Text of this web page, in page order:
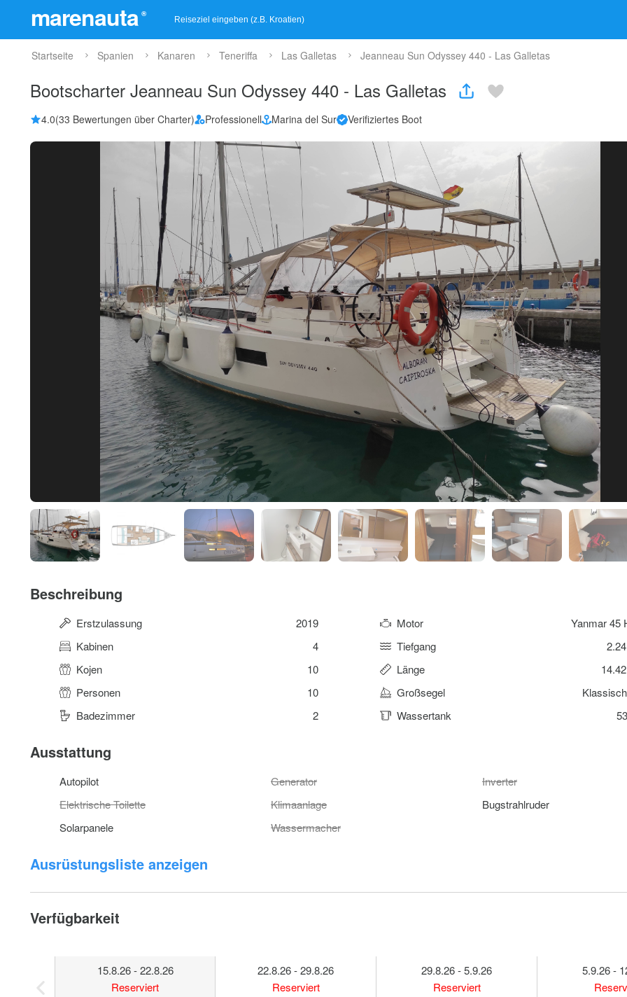
marenauta ®
Startseite Spanien Kanaren Teneriffa Las Galletas Jeanneau Sun Odyssey 440 - Las Galletas
Bootscharter Jeanneau Sun Odyssey 440 - Las Galletas
4.0(33 Bewertungen über Charter) Professionell Marina del Sur Verifiziertes Boot
Beschreibung
Erstzulassung 2019 Motor
Yanmar 45
Kabinen
4 Tiefgang
Kojen
10 Länge
Personen
10 Großsegel
Badezimmer
2 Wassertank
Ausstattung
Autopilot Generator
Inverter
Elektrische Toilette
Klimaanlage
Bugstrahlruder
Solarpanele
Wassermacher
Ausrüstungsliste anzeigen
Verfügbarkeit
15.8.26 - 22.8.26
Reserviert
22.8.26 - 29.8.26
Reserviert
29.8.26 - 5.9.26
Reserviert
5.9.26 -